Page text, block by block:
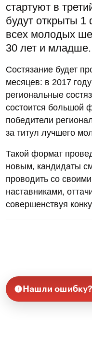
стартуют в
будут открыты 1
всех молодых
30 лет и младше.
Состязание будет
месяцев: в 2017
региональные
состоится большой
победители
за титул лучшего
Такой формат
новым, кандидаты
проводить со
наставниками,
совершенствуя
Нашли